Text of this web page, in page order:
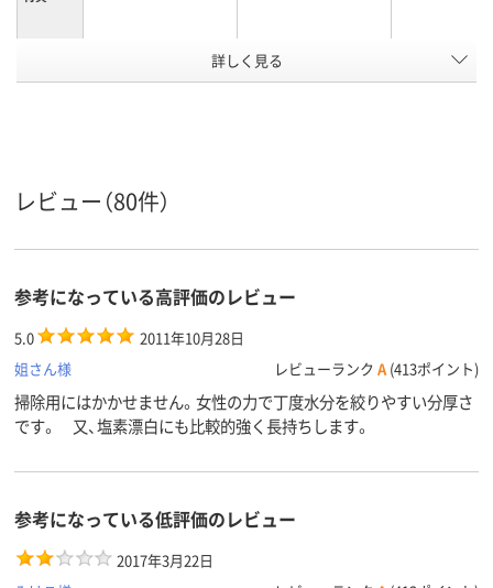
15 15 15
詳しく見る
レビュー（80件）
参考になっている高評価のレビュー
5.0
2011年10月28日
姐さん様
レビューランク A (413ポイント)
掃除用にはかかせません。女性の力で丁度水分を絞りやすい分厚さ
です。 又、塩素漂白にも比較的強く長持ちします。
参考になっている低評価のレビュー
2017年3月22日